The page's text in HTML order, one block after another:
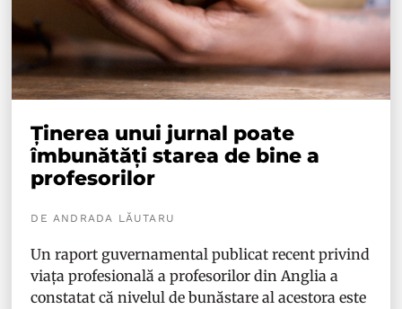
Ținerea unui jurnal poate
îmbunătăți starea de bine a
profesorilor
DE ANDRADA LĂUTARU
Un raport guvernamental publicat recent privind
viața profesională a profesorilor din Anglia a
constatat că nivelul de bunăstare al acestora este